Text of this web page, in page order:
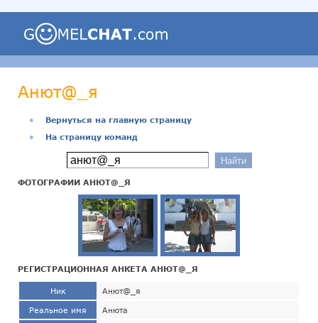
Анют@_я
●
Вернуться на главную страницу
●
На страницу команд
ФОТОГРАФИИ АНЮТ@_Я
РЕГИСТРАЦИОННАЯ АНКЕТА АНЮТ@_Я
Ник Анют@_я
Реальное имя Анюта